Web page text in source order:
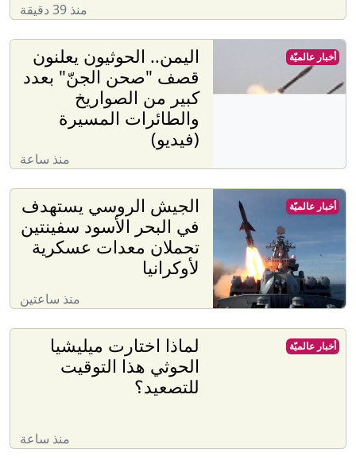
منذ 39 دقيقة
اليمن.. الحوثيون يعلنون
قصف "صحن الجنّ" بعدد
كبير من الصواريخ
والطائرات المسيرة
(فيديو)
منذ ساعة
أخبار عالميّة
الجيش الروسي يستهدف
في البحر الأسود سفينتين
تحملان معدات عسكرية
لأوكرانيا
منذ ساعتين
أخبار عالميّة
لماذا اختارت ميليشيا
الحوثي هذا التوقيت
للتصعيد؟
منذ ساعة
أخبار عالميّة